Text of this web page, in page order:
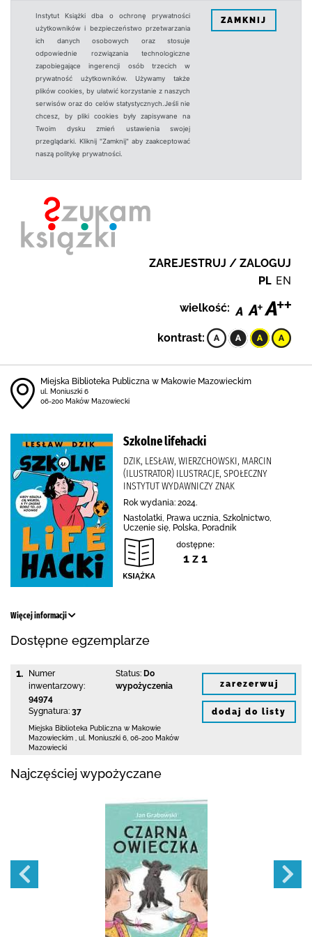
Instytut Książki dba o ochronę prywatności
użytkowników i bezpieczeństwo przetwarzania
ich danych osobowych oraz stosuje
odpowiednie rozwiązania technologiczne
zapobiegające ingerencji osób trzecich w
prywatność użytkowników. Używamy także
plików cookies, by ułatwić korzystanie z naszych
serwisów oraz do celów statystycznych.Jeśli nie
chcesz, by pliki cookies były zapisywane na
Twoim dysku zmień ustawienia swojej
przeglądarki. Kliknij "Zamknij" aby zaakceptować
naszą politykę prywatności.
ZAMKNIJ
ZAREJESTRUJ / ZALOGUJ
PL EN
wielkość:
kontrast:
Miejska Biblioteka Publiczna w Makowie Mazowieckim
ul. Moniuszki 6
06-200 Maków Mazowiecki
Szkolne lifehacki
DZIK, LESŁAW, WIERZCHOWSKI, MARCIN
(ILUSTRATOR) ILUSTRACJE, SPOŁECZNY
INSTYTUT WYDAWNICZY ZNAK
Rok wydania: 2024.
Nastolatki, Prawa ucznia, Szkolnictwo,
Uczenie się, Polska, Poradnik
dostępne:
1 z 1
Więcej informacji
Dostępne egzemplarze
1.
Numer
inwentarzowy:
94974
Sygnatura: 37
Status: Do
wypożyczenia
Miejska Biblioteka Publiczna w Makowie
Mazowieckim
ul. Moniuszki 6 06-200 Maków
Mazowiecki
zarezerwuj
dodaj do listy
Najczęściej wypożyczane